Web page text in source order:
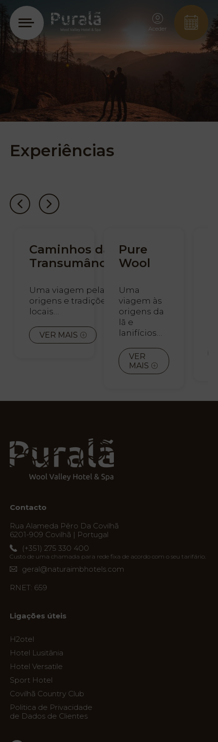
Natura
Clube
& Spa
Serviços
Experiências
Ofertas
Natura
Destino
Galeria
Fotos
Vouchers
Aceder
Experiências
Caminhos da
Transumância
Uma viagem pelas
origens e tradições
locais…
VER MAIS
Pure
Wool
Uma
viagem às
origens da
lã e
lanifícios…
VER
MAIS
Contacto
Rua Alameda Pêro Da Covilhã
6201-909 Covilhã | Portugal
(+351) 275 330 400
Custo de uma chamada para rede fixa de acordo com o seu tarifário.
geral@naturaimbhotels.com
RNET: 659
Ligações úteis
H2otel
Hotel Lusitânia
Hotel Versatile
Sport Hotel
Covilhã Country Club
Politica de Privacidade
de Dados de Clientes